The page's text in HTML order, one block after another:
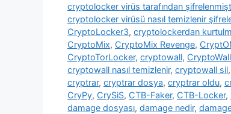
cryptolocker virüs tarafından
cryptolocker virüsü nasıl temizlenir
CryptoLocker3, cryptolockerdan
CryptoMix, CryptoMix Revenge,
CryptoTorLocker, cryptowall,
cryptowall nasıl temizlenir, cryptowall sil,
cryptrar, cryptrar dosya, cryptrar oldu,
CryPy, CrySiS, CTB-Faker, CTB-Locker,
damage dosyası, damage nedir,